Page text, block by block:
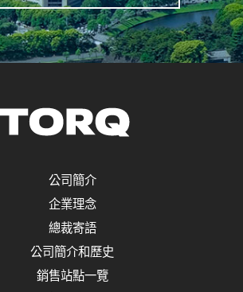
公司簡介
企業理念
總裁寄語
公司簡介和歷史
銷售站點一覽